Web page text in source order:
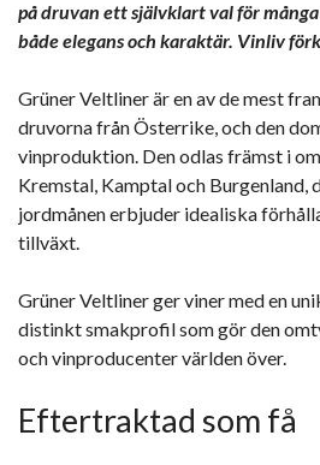
på druvan ett självklart val för
både elegans och karaktär. Vinliv
Grüner Veltliner är en av de mest
druvorna från Österrike, och den
vinproduktion. Den odlas främst i
Kremstal, Kamptal och Burgenland,
jordmånen erbjuder idealiska
tillväxt.
Grüner Veltliner ger viner med en
distinkt smakprofil som gör den
och vinproducenter världen över.
Eftertraktad som få